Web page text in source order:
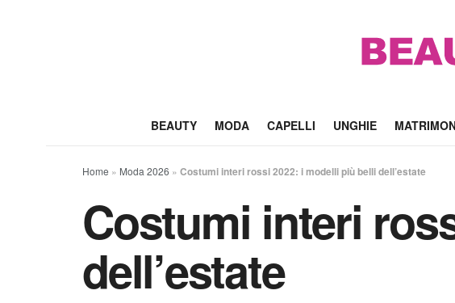
BEAUTY MODA CAPELLI UNGHIE
Home » Moda 2026 » Costumi interi rossi 2022: i modelli più belli dell’estate
Costumi interi
dell’estate